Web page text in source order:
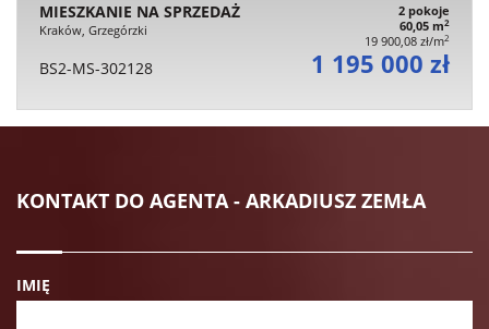
MIESZKANIE NA SPRZEDAŻ
Kraków, Grzegórzki
2 pokoje
60,05 m2
19 900,08 zł/m2
BS2-MS-302128 1 195 000 zł
KONTAKT DO AGENTA - ARKADIUSZ ZEMŁA
IMIĘ